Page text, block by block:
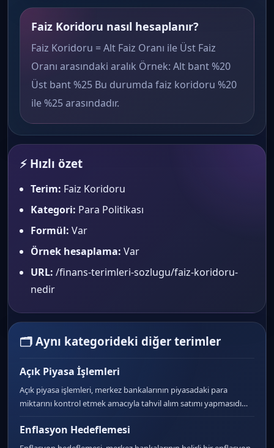
Faiz Koridoru nasıl hesaplanır?
Faiz Koridoru = Alt Faiz Oranı ile Üst Faiz
Oranı arasındaki aralık Örnek: Alt bant %20
Üst bant %25 Bu durumda faiz koridoru %20
ile %25 arasındadır.
⚡ Hızlı özet
Terim: Faiz Koridoru
Kategori: Para Politikası
Formül: Var
Örnek hesaplama: Var
URL: /finans-terimleri-sozlugu/faiz-koridoru-
nedir
🗂 Aynı kategorideki diğer terimler
Açık Piyasa İşlemleri
Açık piyasa işlemleri, merkez bankalarının piyasadaki para
miktarını kontrol etmek amacıyla tahvil alım satımı yapmasıdı…
Enflasyon Hedeflemesi